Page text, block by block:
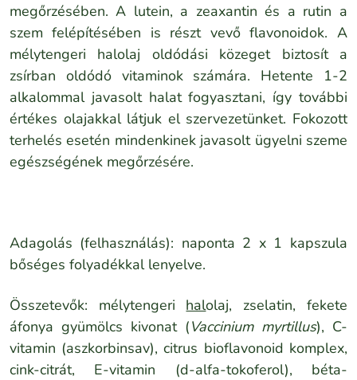
megőrzésében. A lutein, a zeaxantin és a rutin a
szem felépítésében is részt vevő flavonoidok. A
mélytengeri halolaj oldódási közeget biztosít a
zsírban oldódó vitaminok számára. Hetente 1-2
alkalommal javasolt halat fogyasztani, így további
értékes olajakkal látjuk el szervezetünket. Fokozott
terhelés esetén mindenkinek javasolt ügyelni szeme
egészségének megőrzésére.
Adagolás (felhasználás): naponta 2 x 1 kapszula
bőséges folyadékkal lenyelve.
Összetevők: mélytengeri halolaj, zselatin, fekete
áfonya gyümölcs kivonat (Vaccinium myrtillus), C-
vitamin (aszkorbinsav), citrus bioflavonoid komplex,
cink-citrát, E-vitamin (d-alfa-tokoferol), béta-